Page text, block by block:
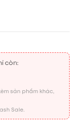
còn:
sản phẩm khác,
Sale.